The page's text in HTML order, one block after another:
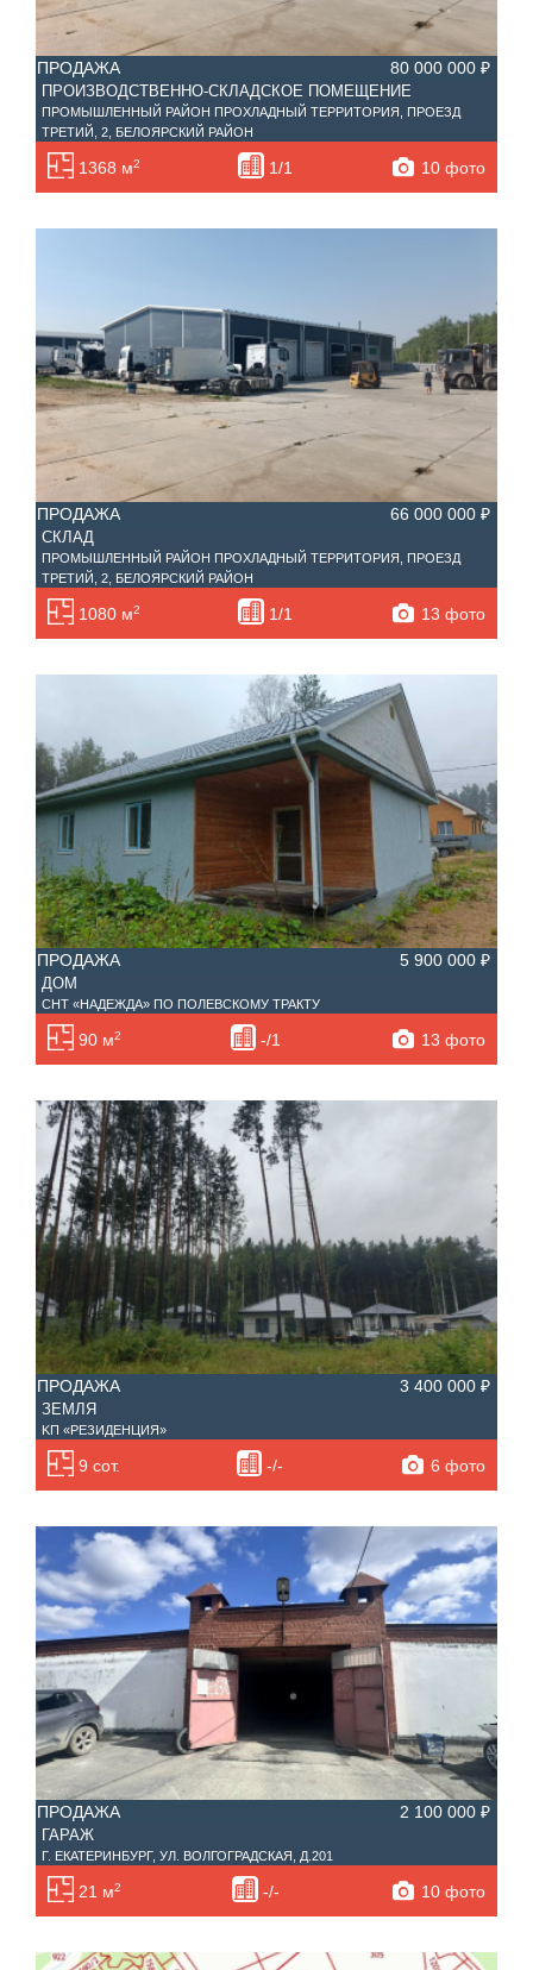
ПРОДАЖА 80 000 000 ₽
ПРОИЗВОДСТВЕННО-СКЛАДСКОЕ ПОМЕЩЕНИЕ
ПРОМЫШЛЕННЫЙ РАЙОН ПРОХЛАДНЫЙ ТЕРРИТОРИЯ, ПРОЕЗД
ТРЕТИЙ, 2, БЕЛОЯРСКИЙ РАЙОН
1368 м2 1/1 10 фото
ПРОДАЖА 66 000 000 ₽
СКЛАД
ПРОМЫШЛЕННЫЙ РАЙОН ПРОХЛАДНЫЙ ТЕРРИТОРИЯ, ПРОЕЗД
ТРЕТИЙ, 2, БЕЛОЯРСКИЙ РАЙОН
1080 м2 1/1 13 фото
ПРОДАЖА 5 900 000 ₽
ДОМ
СНТ «НАДЕЖДА» ПО ПОЛЕВСКОМУ ТРАКТУ
90 м2 -/1 13 фото
ПРОДАЖА 3 400 000 ₽
ЗЕМЛЯ
KП «PEЗИДЕНЦИЯ»
9 сот. -/- 6 фото
ПРОДАЖА 2 100 000 ₽
ГАРАЖ
Г. ЕКАТЕРИНБУРГ, УЛ. ВОЛГОГРАДСКАЯ, Д.201
21 м2 -/- 10 фото